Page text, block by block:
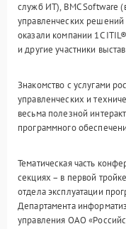
служб ИТ), BMC Software
управленческих
оказали компании 1С
и другие участники
Знакомство с услугами
управленческих и
весьма полезной
программного
Тематическая часть
секциях – в первой
отдела эксплуатации
Департамента
управления ОАО